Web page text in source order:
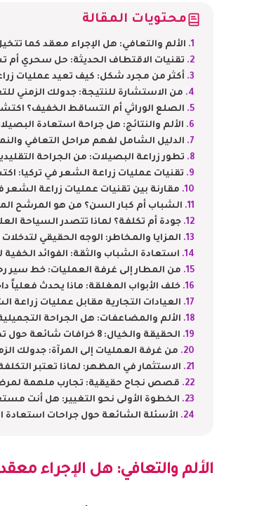
محتويات المقالة
الألم والتعافي: هل الإجراء معقد كما
تقنيات الاقتطاف الحديثة: حل سحري أم
أكثر من مجرد شكل: كيف تعيد عمليات
من الاستشارة للنتيجة: جدولك الزمني
الصلع الوراثي أم التساقط الخفيف؟
الألم والنتائج: هل جراحة استعادة
الدليل الشامل لفهم مراحل التعافي
تطور زراعة البصيلات: من الجراحة
تقنيات عمليات زراعة الشعر في تركيا:
مقارنة بين تقنيات عمليات زراعة الشعر
الشباب أم كبار السن؟ من هو المرشح
جودة أم تكلفة؟ لماذا تتصدر السياحة
المزايا والمخاطر: الوجه الحقيقي
استعادة الشباب والثقة: الفوائد
من المطار إلى غرفة العمليات: خط سير
خلف الأبواب المغلقة: ماذا يحدث فعلياً
العيادات التجارية مقابل عمليات زراعة
الألم والمضاعفات: هل الجراحة
الحقيقة والخيال: 8 خرافات شائعة حول تدخلات استعادة البصيلات التجميلية.
من غرفة العمليات إلى المرآة: جدولك
الاستثمار في المظهر: لماذا تعتبر
قصص نجاح حقيقية: تجارب ملهمة
الخطوة الأولى نحو التغيير: هل أنت
الأسئلة الشائعة حول جراحات استعادة
الألم والتعافي: هل الإجراء